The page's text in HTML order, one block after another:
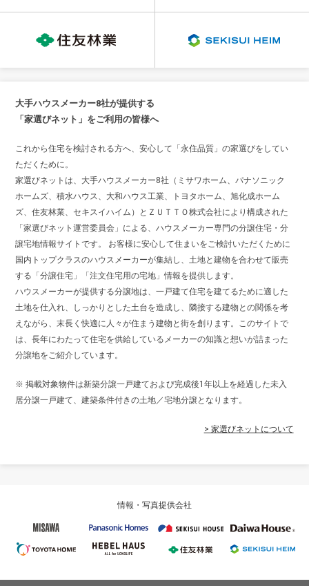
大手ハウスメーカー8社が提供する
「家選びネット」をご利用の皆様へ
これから住宅を検討される方へ、安心して「永住品質」の家選びをしてい
ただくために。
家選びネットは、大手ハウスメーカー8社（ミサワホーム、パナソニック
ホームズ、積水ハウス、大和ハウス工業、トヨタホーム、旭化成ホーム
ズ、住友林業、セキスイハイム）とＺＵＴＴＯ株式会社により構成された
「家選びネット運営委員会」による、ハウスメーカー専門の分譲住宅・分
譲宅地情報サイトです。 お客様に安心して住まいをご検討いただくために
国内トップクラスのハウスメーカーが集結し、土地と建物を合わせて販売
する「分譲住宅」「注文住宅用の宅地」情報を提供します。
ハウスメーカーが提供する分譲地は、一戸建て住宅を建てるために適した
土地を仕入れ、しっかりとした土台を造成し、隣接する建物との関係を考
えながら、末長く快適に人々が住まう建物と街を創ります。このサイトで
は、長年にわたって住宅を供給しているメーカーの知識と想いが詰まった
分譲地をご紹介しています。
※ 掲載対象物件は新築分譲一戸建ておよび完成後1年以上を経過した未入
居分譲一戸建て、建築条件付きの土地／宅地分譲となります。
> 家選びネットについて
情報・写真提供会社